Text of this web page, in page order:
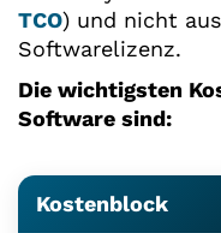
TCO) und nicht
Softwarelizenz.
Die wichtigsten
Software sind:
Kostenblock